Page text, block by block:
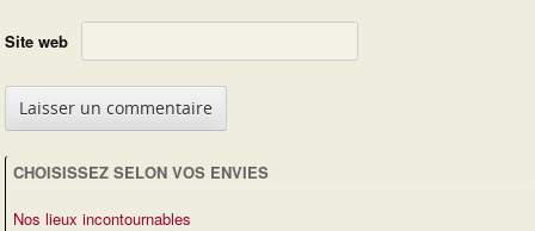
Site web
CHOISISSEZ SELON VOS ENVIES
Nos lieux incontournables